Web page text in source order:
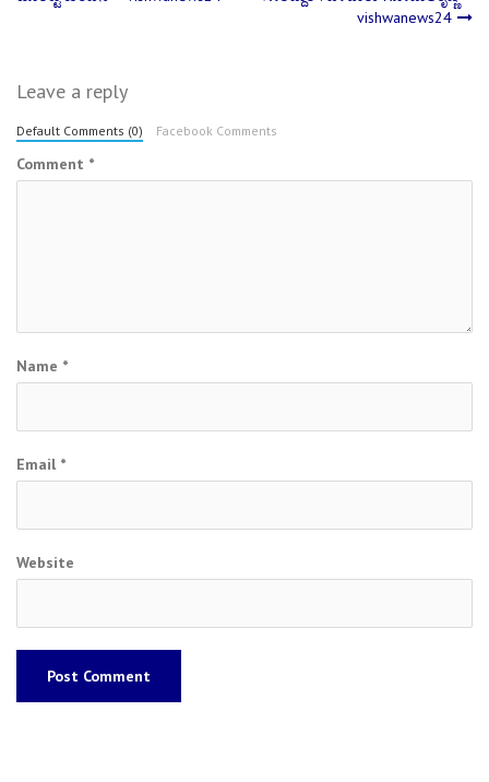
navigation
vishwanews24
Leave a reply
Default Comments (0) Facebook Comments
Comment *
Name *
Email *
Website